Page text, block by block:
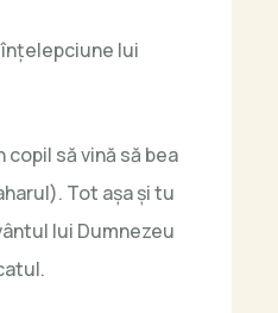
lui
să vină să bea
Tot așa și tu
lui Dumnezeu